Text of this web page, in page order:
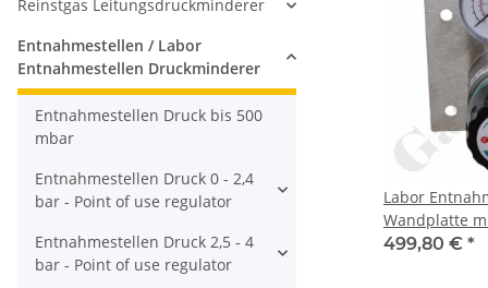
Labor
Wandplatte
40 bar - 1,0 -
499,80 € *
Reinstgas Leitungsdruckminderer
Entnahmestellen / Labor
Entnahmestellen Druckminderer
Entnahmestellen Druck bis 500
mbar
Entnahmestellen Druck 0 - 2,4
bar - Point of use regulator
Entnahmestellen Druck 2,5 - 4
bar - Point of use regulator